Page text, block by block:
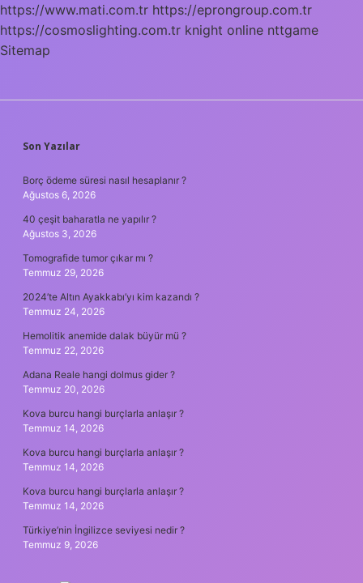
https://www.mati.com.tr https://eprongroup.com.tr
https://cosmoslighting.com.tr knight online nttgame
Sitemap
SIDEBAR
Son Yazılar
Borç ödeme süresi nasıl hesaplanır ?
Ağustos 6, 2026
40 çeşit baharatla ne yapılır ?
Ağustos 3, 2026
Tomografide tumor çıkar mı ?
Temmuz 29, 2026
2024’te Altın Ayakkabı’yı kim kazandı ?
Temmuz 24, 2026
Hemolitik anemide dalak büyür mü ?
Temmuz 22, 2026
Adana Reale hangi dolmus gider ?
Temmuz 20, 2026
Kova burcu hangi burçlarla anlaşır ?
Temmuz 14, 2026
Kova burcu hangi burçlarla anlaşır ?
Temmuz 14, 2026
Kova burcu hangi burçlarla anlaşır ?
Temmuz 14, 2026
Türkiye’nin İngilizce seviyesi nedir ?
Temmuz 9, 2026